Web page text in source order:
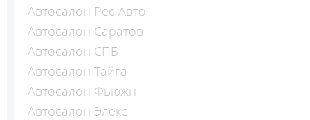
Автосалон Рес Авто
Автосалон Саратов
Автосалон СПБ
Автосалон Тайга
Автосалон Фьюжн
Автосалон Элекс